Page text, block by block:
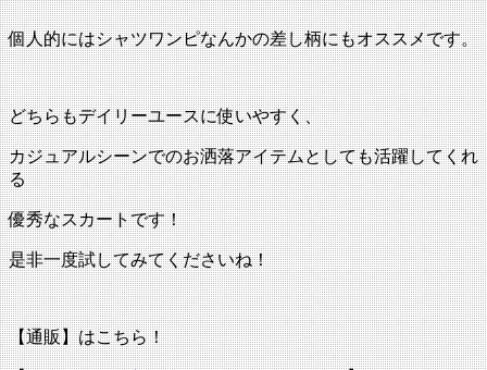
個人的にはシャツワンピなんかの差し柄にもオススメです。
どちらもデイリーユースに使いやすく、
カジュアルシーンでのお洒落アイテムとしても活躍してくれ
る
優秀なスカートです！
是非一度試してみてくださいね！
【通販】はこちら！